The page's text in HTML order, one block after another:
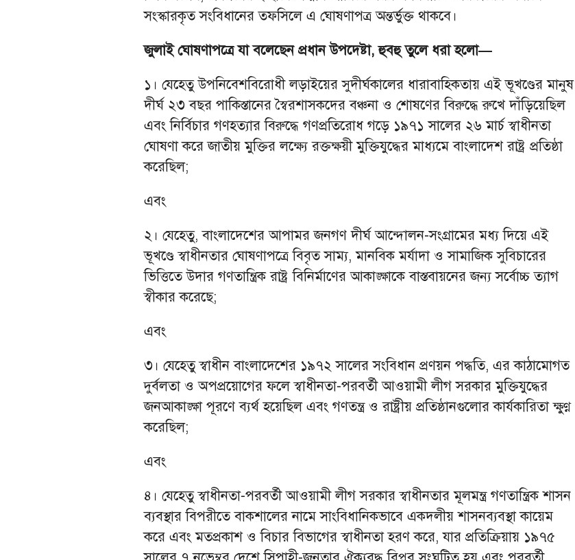
সংস্কারকৃত সংবিধানের তফসিলে এ ঘোষণাপত্র অন্তর্ভুক্ত থাকবে।
জুলাই ঘোষণাপত্রে যা বলেছেন প্রধান উপদেষ্টা, হুবহু তুলে ধরা হলো—
১। যেহেতু উপনিবেশবিরোধী লড়াইয়ের সুদীর্ঘকালের ধারাবাহিকতায় এই ভূখণ্ডের মানুষ
দীর্ঘ ২৩ বছর পাকিস্তানের স্বৈরশাসকদের বঞ্চনা ও শোষণের বিরুদ্ধে রুখে দাঁড়িয়েছিল
এবং নির্বিচার গণহত্যার বিরুদ্ধে গণপ্রতিরোধ গড়ে ১৯৭১ সালের ২৬ মার্চ স্বাধীনতা
ঘোষণা করে জাতীয় মুক্তির লক্ষ্যে রক্তক্ষয়ী মুক্তিযুদ্ধের মাধ্যমে বাংলাদেশ রাষ্ট্র প্রতিষ্ঠা
করেছিল;
এবং
২। যেহেতু, বাংলাদেশের আপামর জনগণ দীর্ঘ আন্দোলন-সংগ্রামের মধ্য দিয়ে এই
ভূখণ্ডে স্বাধীনতার ঘোষণাপত্রে বিবৃত সাম্য, মানবিক মর্যাদা ও সামাজিক সুবিচারের
ভিত্তিতে উদার গণতান্ত্রিক রাষ্ট্র বিনির্মাণের আকাঙ্ক্ষাকে বাস্তবায়নের জন্য সর্বোচ্চ ত্যাগ
স্বীকার করেছে;
এবং
৩। যেহেতু স্বাধীন বাংলাদেশের ১৯৭২ সালের সংবিধান প্রণয়ন পদ্ধতি, এর কাঠামোগত
দুর্বলতা ও অপপ্রয়োগের ফলে স্বাধীনতা-পরবর্তী আওয়ামী লীগ সরকার মুক্তিযুদ্ধের
জনআকাঙ্ক্ষা পূরণে ব্যর্থ হয়েছিল এবং গণতন্ত্র ও রাষ্ট্রীয় প্রতিষ্ঠানগুলোর কার্যকারিতা ক্ষুণ্ণ
করেছিল;
এবং
৪। যেহেতু স্বাধীনতা-পরবর্তী আওয়ামী লীগ সরকার স্বাধীনতার মূলমন্ত্র গণতান্ত্রিক শাসন
ব্যবস্থার বিপরীতে বাকশালের নামে সাংবিধানিকভাবে একদলীয় শাসনব্যবস্থা কায়েম
করে এবং মতপ্রকাশ ও বিচার বিভাগের স্বাধীনতা হরণ করে, যার প্রতিক্রিয়ায় ১৯৭৫